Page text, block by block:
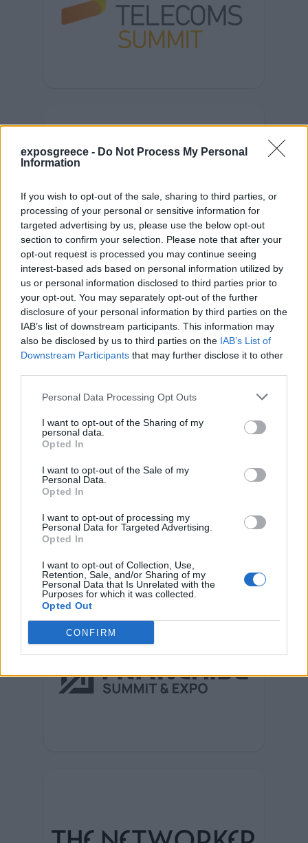
exposgreece - Do Not Process My Personal
Information
If you wish to opt-out of the sale, sharing to third parties, or
processing of your personal or sensitive information for
targeted advertising by us, please use the below opt-out
section to confirm your selection. Please note that after your
opt-out request is processed you may continue seeing
interest-based ads based on personal information utilized by
us or personal information disclosed to third parties prior to
your opt-out. You may separately opt-out of the further
disclosure of your personal information by third parties on the
IAB’s list of downstream participants. This information may
also be disclosed by us to third parties on the IAB’s List of
Downstream Participants that may further disclose it to other
Personal Data Processing Opt Outs
I want to opt-out of the Sharing of my
personal data.
Opted In
I want to opt-out of the Sale of my
Personal Data.
Opted In
I want to opt-out of processing my
Personal Data for Targeted Advertising.
Opted In
I want to opt-out of Collection, Use,
Retention, Sale, and/or Sharing of my
Personal Data that Is Unrelated with the
Purposes for which it was collected.
Opted Out
CONFIRM